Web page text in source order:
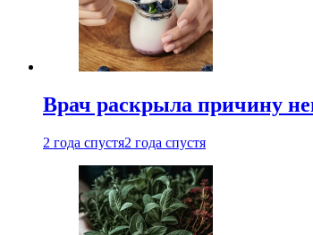
Врач раскрыла причину
2 года спустя2 года спустя